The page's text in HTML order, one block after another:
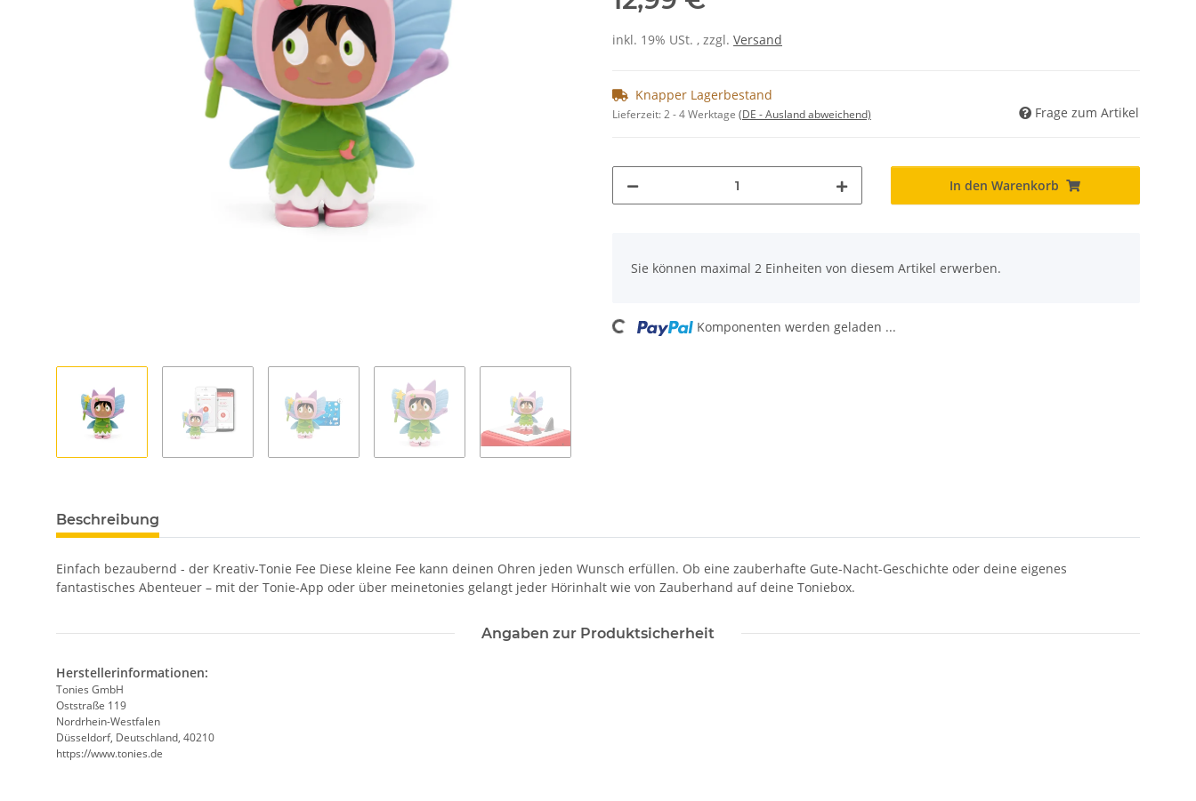
inkl. 19% USt. , zzgl. Versand
Knapper Lagerbestand
Lieferzeit:2 - 4 Werktage (DE - Ausland abweichend) Frage zum Artikel
In den Warenkorb
Sie können maximal 2 Einheiten von diesem Artikel erwerben.
Loading... Komponenten werden geladen ...
Beschreibung
Einfach bezaubernd - der Kreativ-Tonie Fee Diese kleine Fee kann deinen Ohren jeden Wunsch erfüllen. Ob eine zauberhafte Gute-Nacht-Geschichte oder deine eigenes
fantastisches Abenteuer – mit der Tonie-App oder über meinetonies gelangt jeder Hörinhalt wie von Zauberhand auf deine Toniebox.
Angaben zur Produktsicherheit
Herstellerinformationen:
Tonies GmbH
Oststraße 119
Nordrhein-Westfalen
Düsseldorf, Deutschland, 40210
https://www.tonies.de